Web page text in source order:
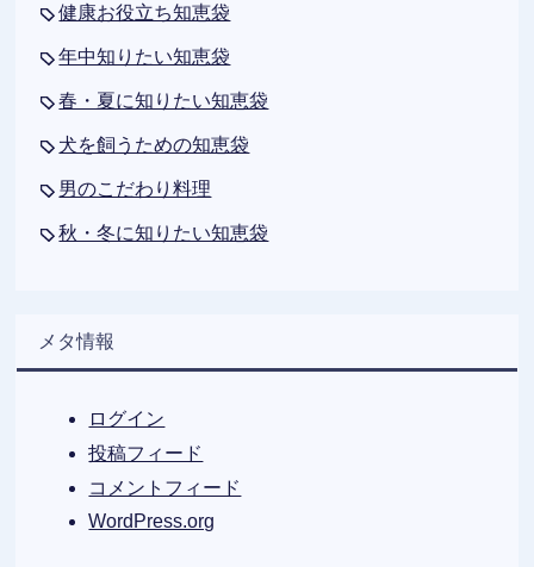
健康お役立ち知恵袋
年中知りたい知恵袋
春・夏に知りたい知恵袋
犬を飼うための知恵袋
男のこだわり料理
秋・冬に知りたい知恵袋
メタ情報
ログイン
投稿フィード
コメントフィード
WordPress.org